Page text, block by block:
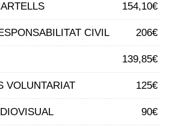
154,10€
CIVIL 206€
139,85€
VOLUNTARIAT 125€
90€